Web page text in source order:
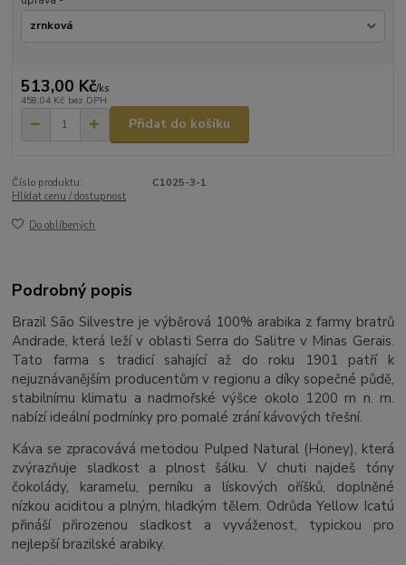
513,00 Kč/ks
458,04 Kč bez DPH
Přidat do košíku
Číslo produktu:
C1025-3-1
Hlídat cenu / dostupnost
Do oblíbených
Podrobný popis
Brazil São Silvestre je výběrová 100% arabika z farmy bratrů
Andrade, která leží v oblasti Serra do Salitre v Minas Gerais.
Tato farma s tradicí sahající až do roku 1901 patří k
nejuznávanějším producentům v regionu a díky sopečné půdě,
stabilnímu klimatu a nadmořské výšce okolo 1200 m n. m.
nabízí ideální podmínky pro pomalé zrání kávových třešní.
Káva se zpracovává metodou Pulped Natural (Honey), která
zvýrazňuje sladkost a plnost šálku. V chuti najdeš tóny
čokolády, karamelu, perníku a lískových oříšků, doplněné
nízkou aciditou a plným, hladkým tělem. Odrůda Yellow Icatú
přináší přirozenou sladkost a vyváženost, typickou pro
nejlepší brazilské arabiky.